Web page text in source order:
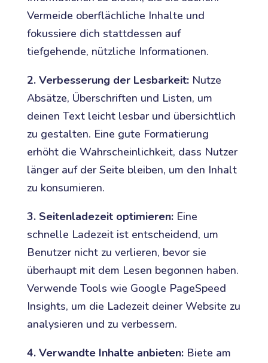
Vermeide oberflächliche Inhalte und
fokussiere dich stattdessen auf
tiefgehende, nützliche Informationen.
2. Verbesserung der Lesbarkeit:Nutze
Absätze, Überschriften und Listen, um
deinen Text leicht lesbar und übersichtlich
zu gestalten. Eine gute Formatierung
erhöht die Wahrscheinlichkeit, dass Nutzer
länger auf der Seite bleiben, um den Inhalt
zu konsumieren.
3. Seitenladezeit optimieren:Eine
schnelle Ladezeit ist entscheidend, um
Benutzer nicht zu verlieren, bevor sie
überhaupt mit dem Lesen begonnen haben.
Verwende Tools wie Google PageSpeed
Insights, um die Ladezeit deiner Website zu
analysieren und zu verbessern.
4. Verwandte Inhalte anbieten:Biete am